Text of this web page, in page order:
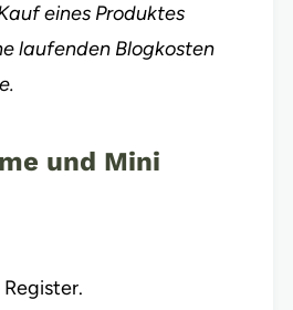
eines Produktes
laufenden Blogkosten
und Mini